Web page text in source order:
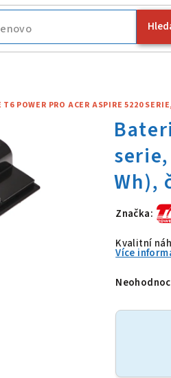
T6 POWER PRO ACER ASPIRE 5220
Značka:
Kvalitní
Více
Průměrné
produktu
je